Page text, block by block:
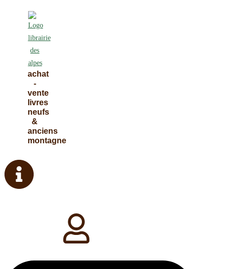
achat
-
vente
livres
neufs
&
anciens
montagne